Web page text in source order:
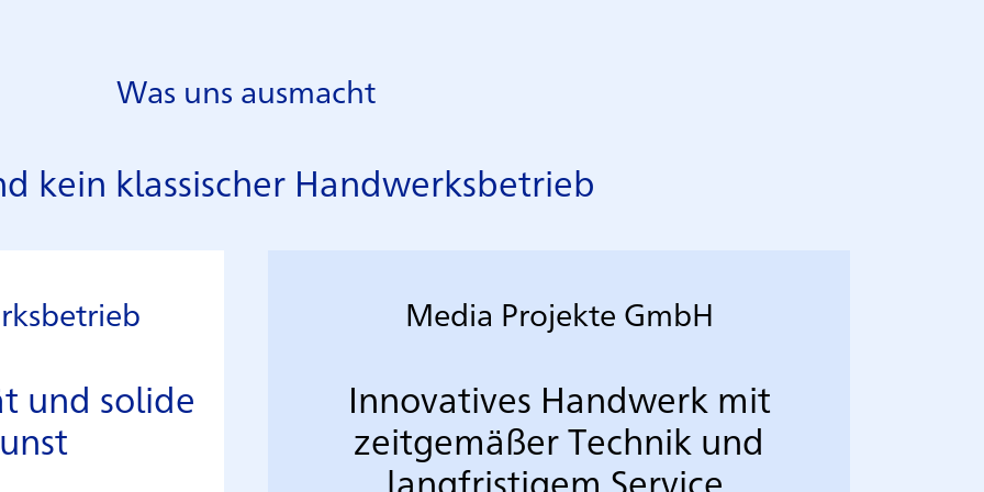
Was uns ausmacht
kein klassischer Handwerksbetrieb
und solide
Media Projekte GmbH
Innovatives Handwerk mit
zeitgemäßer Technik und
langfristigem Service.